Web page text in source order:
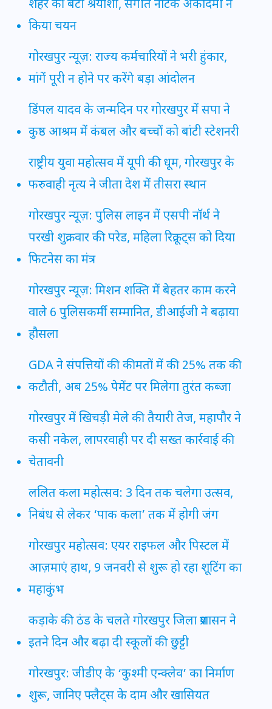
शहर की बेटी श्रेयांशी, संगीत नाटक अकादमी ने
किया चयन
गोरखपुर न्यूज़: राज्य कर्मचारियों ने भरी हुंकार,
मांगें पूरी न होने पर करेंगे बड़ा आंदोलन
डिंपल यादव के जन्मदिन पर गोरखपुर में सपा ने
कुष्ठ आश्रम में कंबल और बच्चों को बांटी स्टेशनरी
राष्ट्रीय युवा महोत्सव में यूपी की धूम, गोरखपुर के
फरुवाही नृत्य ने जीता देश में तीसरा स्थान
गोरखपुर न्यूज़: पुलिस लाइन में एसपी नॉर्थ ने
परखी शुक्रवार की परेड, महिला रिक्रूट्स को दिया
फिटनेस का मंत्र
गोरखपुर न्यूज़: मिशन शक्ति में बेहतर काम करने
वाले 6 पुलिसकर्मी सम्मानित, डीआईजी ने बढ़ाया
हौसला
GDA ने संपत्तियों की कीमतों में की 25% तक की
कटौती, अब 25% पेमेंट पर मिलेगा तुरंत कब्जा
गोरखपुर में खिचड़ी मेले की तैयारी तेज, महापौर ने
कसी नकेल, लापरवाही पर दी सख्त कार्रवाई की
चेतावनी
ललित कला महोत्सव: 3 दिन तक चलेगा उत्सव,
निबंध से लेकर ‘पाक कला’ तक में होगी जंग
गोरखपुर महोत्सव: एयर राइफल और पिस्टल में
आज़माएं हाथ, 9 जनवरी से शुरू हो रहा शूटिंग का
महाकुंभ
कड़ाके की ठंड के चलते गोरखपुर जिला प्रशासन ने
इतने दिन और बढ़ा दी स्कूलों की छुट्टी
गोरखपुर: जीडीए के ‘कुश्मी एन्क्लेव’ का निर्माण
शुरू, जानिए फ्लैट्स के दाम और खासियत